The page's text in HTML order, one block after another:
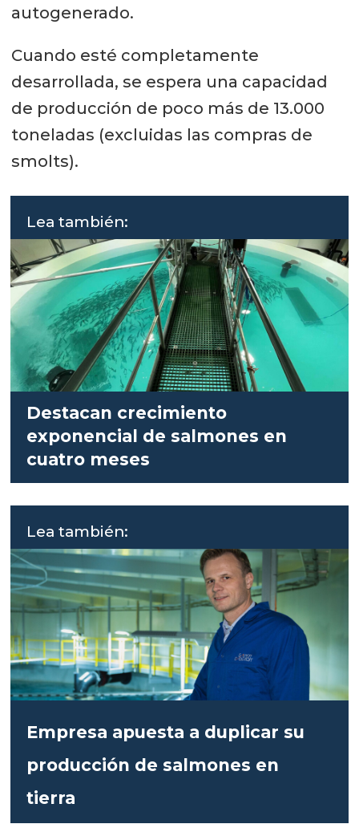
autogenerado.
Cuando esté completamente
desarrollada, se espera una capacidad
de producción de poco más de 13.000
toneladas (excluidas las compras de
smolts).
Lea también:
Destacan crecimiento
exponencial de salmones en
cuatro meses
Lea también:
Empresa apuesta a duplicar su
producción de salmones en
tierra